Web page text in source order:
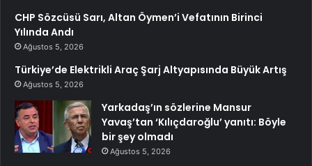
CHP Sözcüsü Sarı, Altan Öymen’i Vefatının Birinci
Yılında Andı
Ağustos 5, 2026
Türkiye’de Elektrikli Araç Şarj Altyapısında Büyük Artış
Ağustos 5, 2026
Yarkadaş’ın sözlerine Mansur
Yavaş’tan ‘Kılıçdaroğlu’ yanıtı: Böyle
bir şey olmadı
Ağustos 5, 2026